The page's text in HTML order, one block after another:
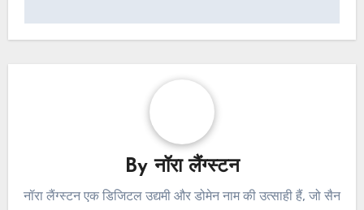
Byनॉरा लैंग्स्टन
नॉरा लैंग्स्टन एक डिजिटल उद्यमी और डोमेन नाम की उत्साही हैं, जो सैन